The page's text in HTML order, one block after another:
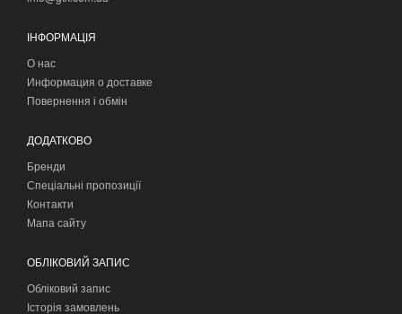
ІНФОРМАЦІЯ
О нас
Информация о доставке
Повернення і обмін
ДОДАТКОВО
Бренди
Спеціальні пропозиції
Контакти
Мапа сайту
ОБЛІКОВИЙ ЗАПИС
Обліковий запис
Історія замовлень